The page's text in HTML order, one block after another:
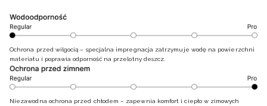
Ochrona przed wilgocią – specjalna impregnacja zatrzymuje wodę na powierzchni
materiału i poprawia odporność na przelotny deszcz.
Niezawodna ochrona przed chłodem – zapewnia komfort i ciepło w zimowych